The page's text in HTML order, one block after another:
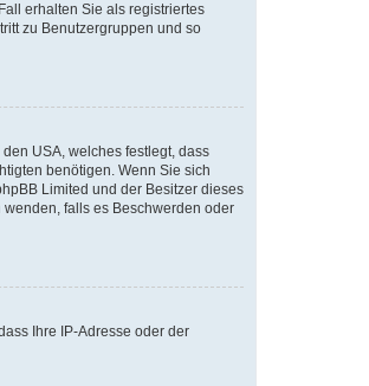
erhalten Sie als registriertes
zu Benutzergruppen und so
USA, welches festlegt, dass
benötigen. Wenn Sie sich
Limited und der Besitzer dieses
falls es Beschwerden oder
Ihre IP-Adresse oder der